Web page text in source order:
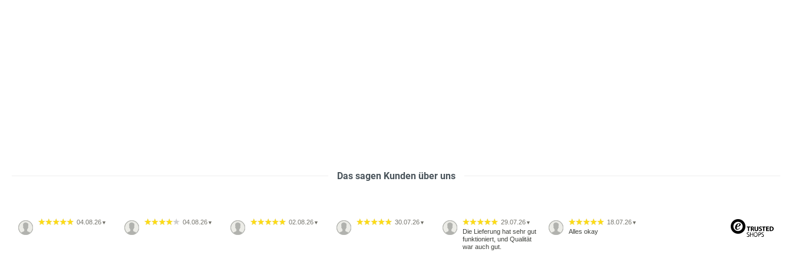
Das sagen Kunden über uns
04.08.26 ▼ 04.08.26 ▼ 02.08.26 ▼ 30.07.26 ▼ 29.07.26 ▼
Die Lieferung hat sehr gut
funktioniert, und Qualität
war auch gut.
18.07.26 ▼
Alles okay